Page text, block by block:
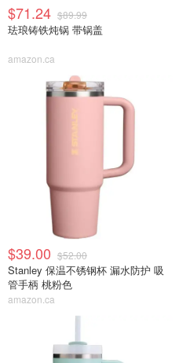
$71.24 $89.99
珐琅铸铁炖锅 带锅盖
amazon.ca
$39.00 $52.00
Stanley 保温不锈钢杯 漏水防护 吸
管手柄 桃粉色
amazon.ca